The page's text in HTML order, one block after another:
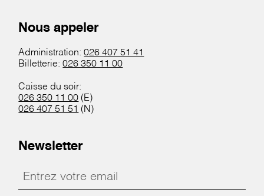
Nous appeler
Administration:026 407 51 41
Billetterie:026 350 11 00
Caisse du soir:
026 350 11 00 (E)
026 407 51 51 (N)
Newsletter